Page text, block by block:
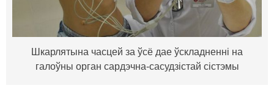
Шкарлятына часцей за ўсё дае ўскладненні на
галоўны орган сардэчна-сасудзістай сістэмы